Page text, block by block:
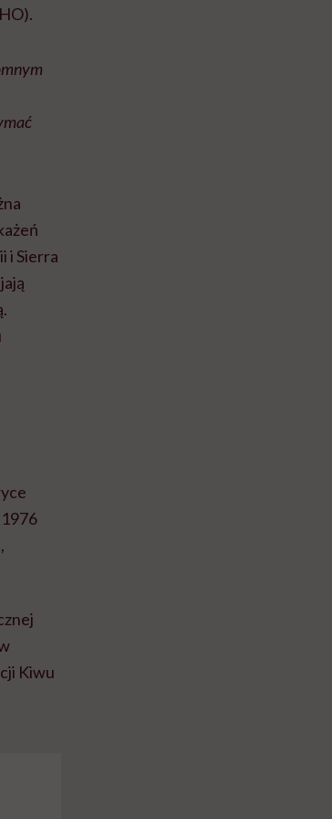
i Sierra
Kiwu